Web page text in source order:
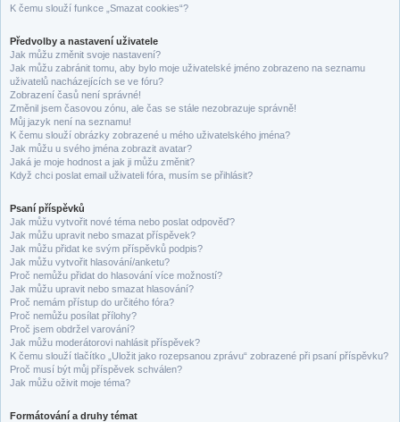
K čemu slouží funkce „Smazat cookies“?
Předvolby a nastavení uživatele
Jak můžu změnit svoje nastavení?
Jak můžu zabránit tomu, aby bylo moje uživatelské jméno zobrazeno na seznamu
uživatelů nacházejících se ve fóru?
Zobrazení časů není správné!
Změnil jsem časovou zónu, ale čas se stále nezobrazuje správně!
Můj jazyk není na seznamu!
K čemu slouží obrázky zobrazené u mého uživatelského jména?
Jak můžu u svého jména zobrazit avatar?
Jaká je moje hodnost a jak ji můžu změnit?
Když chci poslat email uživateli fóra, musím se přihlásit?
Psaní příspěvků
Jak můžu vytvořit nové téma nebo poslat odpověď?
Jak můžu upravit nebo smazat příspěvek?
Jak můžu přidat ke svým příspěvků podpis?
Jak můžu vytvořit hlasování/anketu?
Proč nemůžu přidat do hlasování více možností?
Jak můžu upravit nebo smazat hlasování?
Proč nemám přístup do určitého fóra?
Proč nemůžu posílat přílohy?
Proč jsem obdržel varování?
Jak můžu moderátorovi nahlásit příspěvek?
K čemu slouží tlačítko „Uložit jako rozepsanou zprávu“ zobrazené při psaní příspěvku?
Proč musí být můj příspěvek schválen?
Jak můžu oživit moje téma?
Formátování a druhy témat